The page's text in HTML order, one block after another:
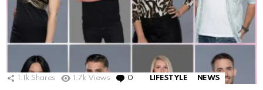
1.1k Shares 1.7k Views 0 Comments
LIFESTYLE NEWS